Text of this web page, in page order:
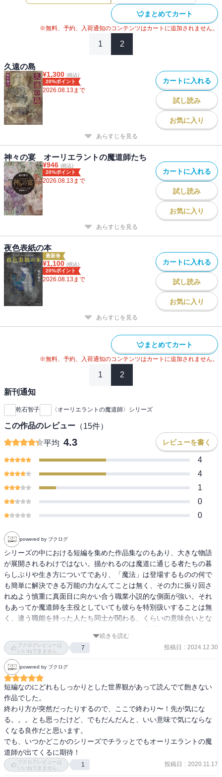
まとめてカート
※無料、予約、入荷通知のコンテンツはカートに追加されません。
1 2
久遠の島
¥1,300 (税込)
20%ポイント
2026.08.13まで
カートに入れる
試し読み
お気に入り
あらすじを見る
神々の宴 オーリエラントの魔道師たち
¥946 (税込)
20%ポイント
2026.08.13まで
カートに入れる
試し読み
お気に入り
あらすじを見る
夜色表紙の本
最新巻
¥1,100 (税込)
20%ポイント
2026.08.13まで
カートに入れる
試し読み
お気に入り
あらすじを見る
まとめてカート
※無料、予約、入荷通知のコンテンツはカートに追加されません。
1 2
新刊通知
乾石智子 〈オーリエラントの魔道師〉シリーズ
この作品のレビュー （15件）
平均 4.3 レビューを書く
4
4
1
0
0
powered by ブクログ
シリーズの中における短編を集めた作品集なのもあり、大きな物語
が展開されるわけではない。描かれるのは魔道に通じる者たちの暮
らしぶりや生き方についてであり、「魔法」は登場するものの何で
も簡単に解決できる万能の力なんてことは無く、その力に振り回さ
れぬよう慎重に真面目に向かい合う職業小説的な側面が強い。それ
もあってか魔道師を主役としていても彼らを特別扱いすることは無
く、違う職能を持った人たち同士が関わる、くらいの意味合いとな
もらう”というフラットな視線が新鮮だった。
「呪（まじな）い」を良心の呵責と繋げている点が特徴的で、誰か
に対して害となる魔法は使うことによって自分自身の良心が傷つ
き、その先の人生に悪影響を与える、といった意味で「人を呪わば
穴二つ」的なことを描こうとしている点も面白い。ではどのような
モラルを持って魔法を使うべきなのか、という部分が読みどころに
なっており、その意味で、作者が意識していたかどうかはわからな
いけれど、本書はメタ倫理学的な側面を持っている。善と悪につい
て、というよりも、その基準を決めるためにはどのように物事を見
つめるべきか、といった道徳を説くことより"一段階高い視座"が感じ
られた。
続きを読む
ブクログレビューは
いいねできません
7 投稿日 : 2024.12.30
powered by ブクログ
短編なのにどれもしっかりとした世界観があって読んでて飽きない
作品でした。
終わり方が突然だったりするので、ここで終わり〜！先が気にな
る。。。とも思ったけど、でもだんだんと、いい意味で気にならな
くなる良作だと思います。
でも、いつかどこかのシリーズでチラッとでもオーリエラントの魔
道師が出てくるに期待！
ブクログレビューは
いいねできません
1 投稿日 : 2020.11.17